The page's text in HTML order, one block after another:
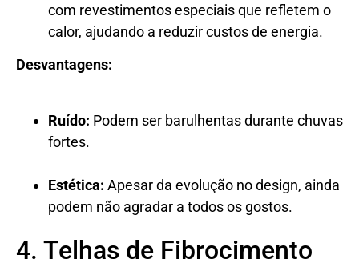
com revestimentos especiais que refletem o
calor, ajudando a reduzir custos de energia.
Desvantagens:
Ruído: Podem ser barulhentas durante chuvas
fortes.
Estética: Apesar da evolução no design, ainda
podem não agradar a todos os gostos.
4. Telhas de Fibrocimento